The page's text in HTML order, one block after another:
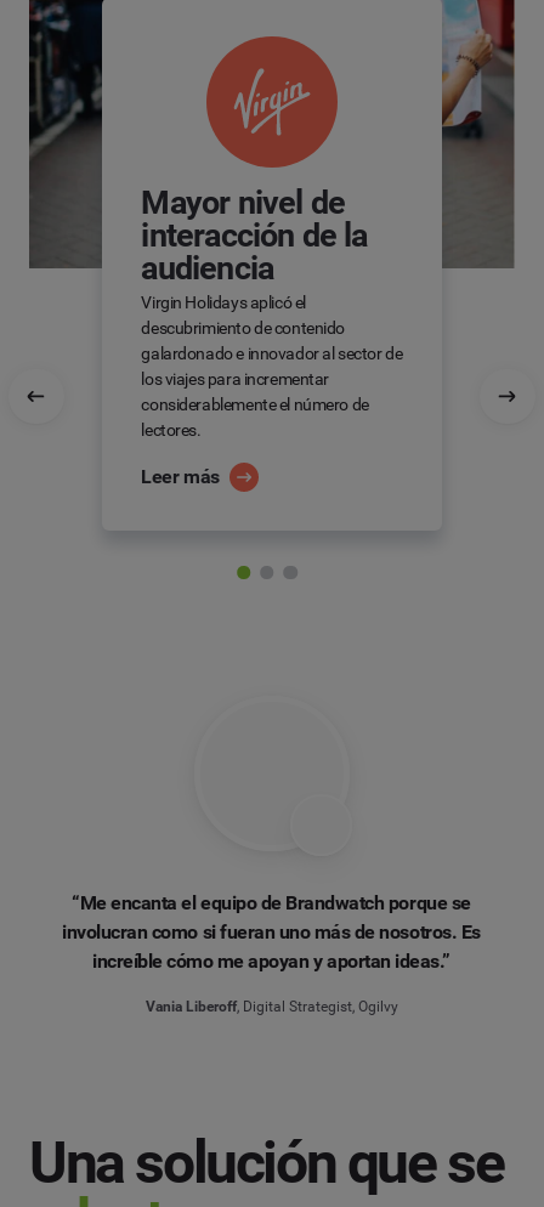
Mayor nivel de
interacción de la
audiencia
Virgin Holidays aplicó el
descubrimiento de contenido
galardonado e innovador al sector de
los viajes para incrementar
considerablemente el número de
lectores.
Leer más
“Me encanta el equipo de Brandwatch porque se
involucran como si fueran uno más de nosotros. Es
increíble cómo me apoyan y aportan ideas.”
Vania Liberoff, Digital Strategist, Ogilvy
Una solución que se